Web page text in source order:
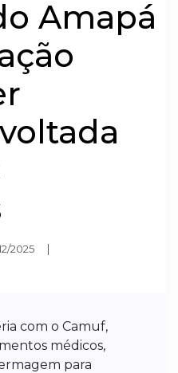
Amapá
2025
com o Camuf,
médicos,
para